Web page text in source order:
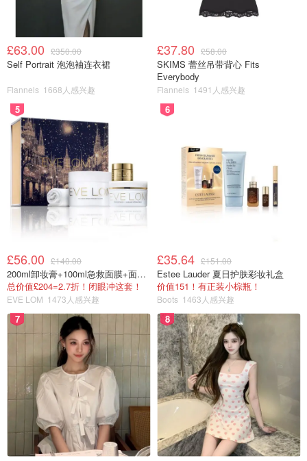
£63.00 £350.00
Self Portrait 泡泡袖连衣裙
Flannels 1668人感兴趣
£37.80 £58.00
SKIMS 蕾丝吊带背心 Fits
Everybody
Flannels 1491人感兴趣
5
£56.00 £140.00
200ml卸妆膏+100ml急救面膜+面霜+洁颜布
总价值£204=2.7折！闭眼冲这套！
EVE LOM 1473人感兴趣
6
£35.64 £151.00
Estee Lauder 夏日护肤彩妆礼盒
价值151！有正装小棕瓶！
Boots 1463人感兴趣
7 8